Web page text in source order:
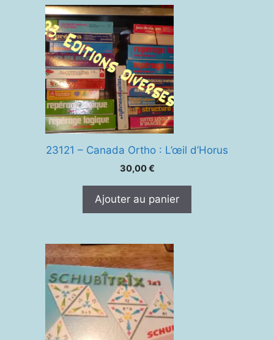
23121 – Canada Ortho : L’œil d’Horus
30,00€
Ajouter au panier